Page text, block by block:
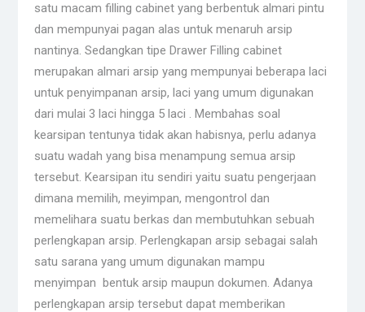
satu macam filling cabinet yang berbentuk almari pintu
dan mempunyai pagan alas untuk menaruh arsip
nantinya. Sedangkan tipe Drawer Filling cabinet
merupakan almari arsip yang mempunyai beberapa laci
untuk penyimpanan arsip, laci yang umum digunakan
dari mulai 3 laci hingga 5 laci . Membahas soal
kearsipan tentunya tidak akan habisnya, perlu adanya
suatu wadah yang bisa menampung semua arsip
tersebut. Kearsipan itu sendiri yaitu suatu pengerjaan
dimana memilih, meyimpan, mengontrol dan
memelihara suatu berkas dan membutuhkan sebuah
perlengkapan arsip. Perlengkapan arsip sebagai salah
satu sarana yang umum digunakan mampu
menyimpan bentuk arsip maupun dokumen. Adanya
perlengkapan arsip tersebut dapat memberikan